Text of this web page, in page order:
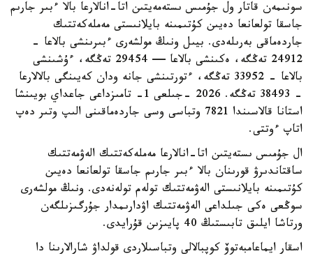
سونىمەن قاتار ول جۇمىس ىستەمەيتىن اتا-انالارعا بالا ءبىر جارىم
جاسقا تولعانعا دەيىن كۇتىمىنە بايلانىستى مەملەكەتتىك
جاردەماقى بەرىلەدى. بيىل ونىڭ مولشەرى ءبىرىنشى بالاعا -
24912 تەڭگە، ەكىنشى بالاعا — 29454 تەڭگە، ءۇشىنشى
بالاعا - 33952 تەڭگە، ءتورتىنشى جانە ودان كەيىنگى بالالارعا
- 38493 تەڭگە. 2026 -جىلعى 1- تامىزداعى جاعداي بويىنشا
استانا قالاسىندا 7821 وتباسى وسى جاردەماقىنى الىپ وتىر دەپ
اتاپ ءوتتى.
ال جۇمىس ىستەيتىن اتا-انالارعا مەملەكەتتىك الەۋمەتتىك
ساقتاندىرۋ قورىنان بالا ءبىر جارىم جاسقا تولعانعا دەيىن
كۇتىمىنە بايلانىستى الەۋمەتتىك تولەم تولەنەدى. ونىڭ مولشەرى
سوڭعى ەكى جىلداعى الەۋمەتتىك اۋدارىمدار جۇرگىزىلگەن
ورتاشا ايلىق تابىستىڭ 40 پايىزىن قۇرايدى.
اسقار ايماعامبەتوۆ كوپبالالى وتباسىلاردى قولداۋ شارالارىنا دا